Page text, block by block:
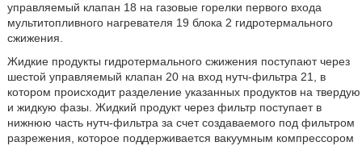
управляемый клапан 18 на газовые горелки первого входа
мультитопливного нагревателя 19 блока 2 гидротермального
сжижения.
Жидкие продукты гидротермального сжижения поступают через
шестой управляемый клапан 20 на вход нутч-фильтра 21, в
котором происходит разделение указанных продуктов на твердую
и жидкую фазы. Жидкий продукт через фильтр поступает в
нижнюю часть нутч-фильтра за счет создаваемого под фильтром
разрежения, которое поддерживается вакуумным компрессором